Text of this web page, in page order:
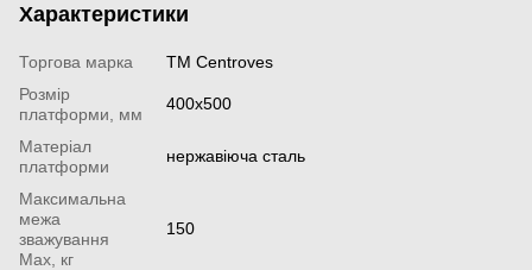
Характеристики
Торгова марка
ТМ Centroves
Розмір
платформи, мм
400х500
Матеріал
платформи
нержавіюча сталь
Максимальна
межа
зважування
Мах, кг
150